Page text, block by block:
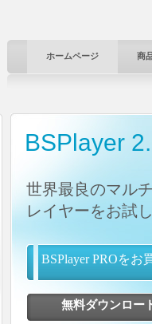
ホームページ 商
BSPlayer
世界最良のマル
レイヤーをお試
BSPlayer PROをお
無料ダウンロ